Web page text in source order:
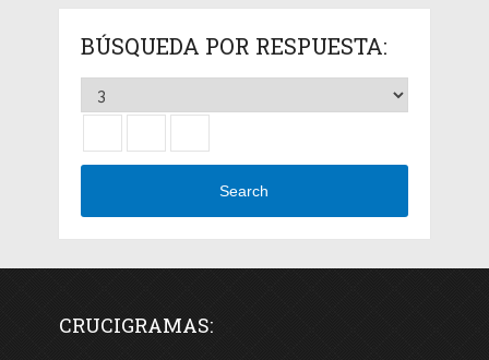
BÚSQUEDA POR RESPUESTA:
Search
CRUCIGRAMAS: